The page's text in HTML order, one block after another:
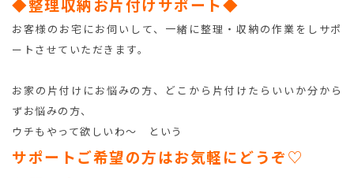
お客様のお宅にお伺いして、一緒に整理・収納の作業をしサポ
ートさせていただきます。
お家の片付けにお悩みの方、どこから片付けたらいいか分から
ずお悩みの方、
ウチもやって欲しいわ～ という
サポートご希望の方はお気軽にどうぞ♡